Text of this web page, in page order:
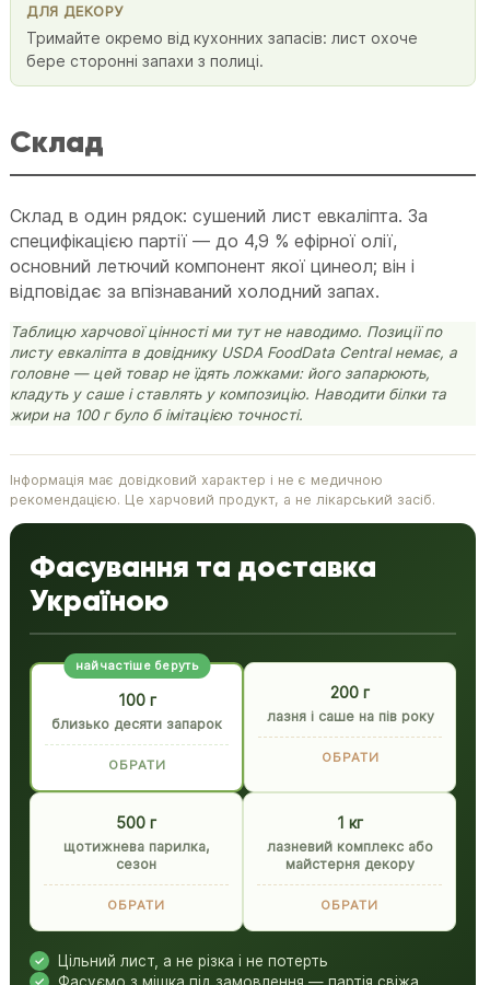
ДЛЯ ДЕКОРУ
Тримайте окремо від кухонних запасів: лист охоче
бере сторонні запахи з полиці.
Склад
Склад в один рядок: сушений лист евкаліпта. За
специфікацією партії — до 4,9 % ефірної олії,
основний летючий компонент якої цинеол; він і
відповідає за впізнаваний холодний запах.
Таблицю харчової цінності ми тут не наводимо. Позиції по
листу евкаліпта в довіднику USDA FoodData Central немає, а
головне — цей товар не їдять ложками: його запарюють,
кладуть у саше і ставлять у композицію. Наводити білки та
жири на 100 г було б імітацією точності.
Інформація має довідковий характер і не є медичною
рекомендацією. Це харчовий продукт, а не лікарський засіб.
Фасування та доставка
Україною
100 г
близько десяти запарок
найчастіше беруть
ОБРАТИ
200 г
лазня і саше на пів року
ОБРАТИ
500 г
щотижнева парилка,
сезон
ОБРАТИ
1 кг
лазневий комплекс або
майстерня декору
ОБРАТИ
Цільний лист, а не різка і не потерть